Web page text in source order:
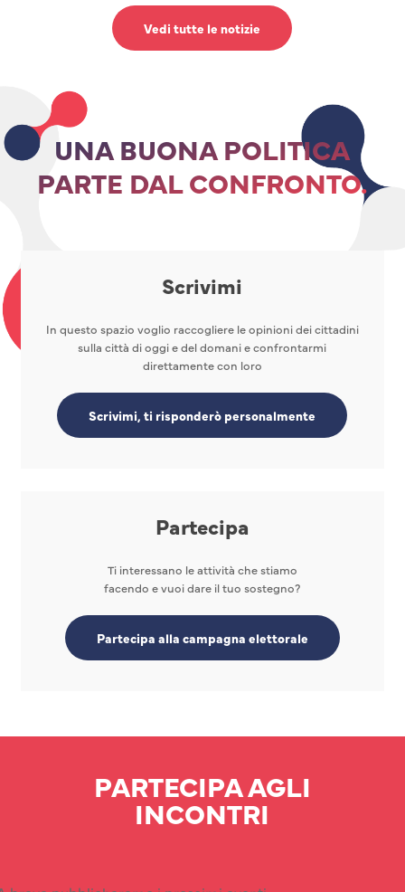
Vedi tutte le notizie
UNA BUONA POLITICA
PARTE DAL CONFRONTO.
Scrivimi
In questo spazio voglio raccogliere le opinioni dei cittadini
sulla città di oggi e del domani e confrontarmi
direttamente con loro
Scrivimi, ti risponderò personalmente
Partecipa
Ti interessano le attività che stiamo
facendo e vuoi dare il tuo sostegno?
Partecipa alla campagna elettorale
PARTECIPA AGLI
INCONTRI